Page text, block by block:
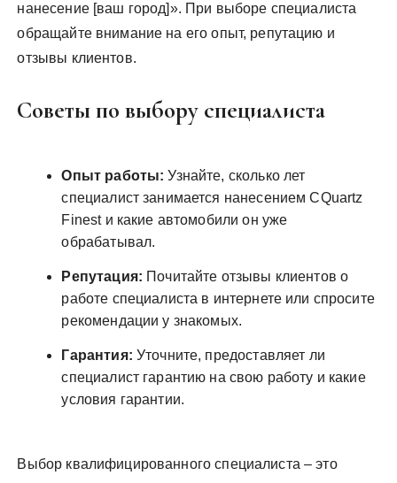
нанесение [ваш город]». При выборе специалиста
обращайте внимание на его опыт, репутацию и
отзывы клиентов.
Советы по выбору специалиста
Опыт работы: Узнайте, сколько лет
специалист занимается нанесением CQuartz
Finest и какие автомобили он уже
обрабатывал.
Репутация: Почитайте отзывы клиентов о
работе специалиста в интернете или спросите
рекомендации у знакомых.
Гарантия: Уточните, предоставляет ли
специалист гарантию на свою работу и какие
условия гарантии.
Выбор квалифицированного специалиста – это